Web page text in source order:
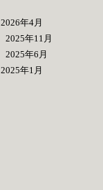
2026年4月
2025年11月
2025年6月
2025年1月